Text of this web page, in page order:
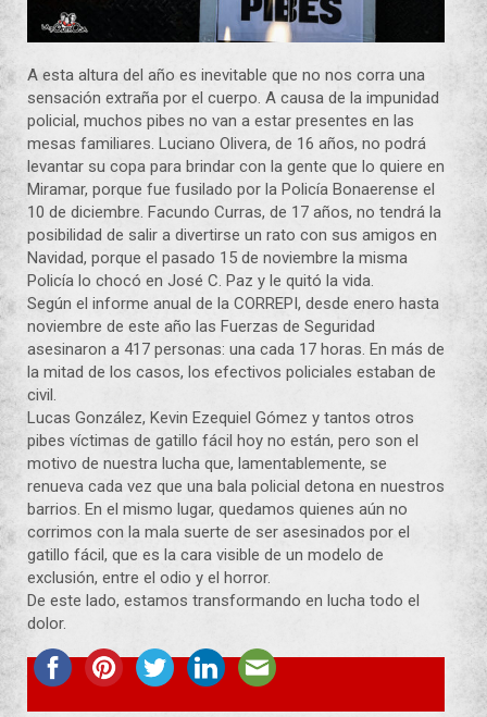
A esta altura del año es inevitable que no nos corra una
sensación extraña por el cuerpo. A causa de la impunidad
policial, muchos pibes no van a estar presentes en las
mesas familiares. Luciano Olivera, de 16 años, no podrá
levantar su copa para brindar con la gente que lo quiere en
Miramar, porque fue fusilado por la Policía Bonaerense el
10 de diciembre. Facundo Curras, de 17 años, no tendrá la
posibilidad de salir a divertirse un rato con sus amigos en
Navidad, porque el pasado 15 de noviembre la misma
Policía lo chocó en José C. Paz y le quitó la vida.
Según el informe anual de la CORREPI, desde enero hasta
noviembre de este año las Fuerzas de Seguridad
asesinaron a 417 personas: una cada 17 horas. En más de
la mitad de los casos, los efectivos policiales estaban de
civil.
Lucas González, Kevin Ezequiel Gómez y tantos otros
pibes víctimas de gatillo fácil hoy no están, pero son el
motivo de nuestra lucha que, lamentablemente, se
renueva cada vez que una bala policial detona en nuestros
barrios. En el mismo lugar, quedamos quienes aún no
corrimos con la mala suerte de ser asesinados por el
gatillo fácil, que es la cara visible de un modelo de
exclusión, entre el odio y el horror.
De este lado, estamos transformando en lucha todo el
dolor.